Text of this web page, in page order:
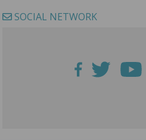
SOCIAL NETWORK